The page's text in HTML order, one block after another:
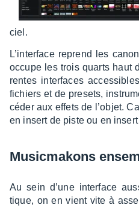
ciel.
L’in­ter­face reprend les
occupe les trois quarts haut
rentes inter­faces
fichiers et de presets,
cé­der aux effets de l’objet.
en insert de piste ou en insert
Music­ma­kons
Au sein d’une inter­face
tique, on en vient vite à